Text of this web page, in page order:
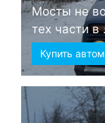
Мосты не
тех части в
Купить